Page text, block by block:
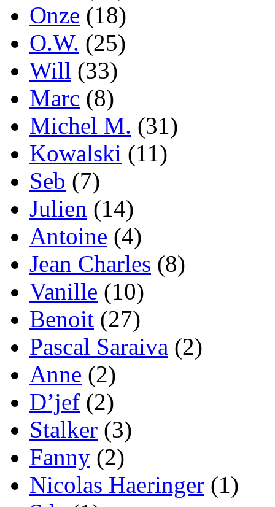
Onze (18)
O.W. (25)
Will (33)
Marc (8)
Michel M. (31)
Kowalski (11)
Seb (7)
Julien (14)
Antoine (4)
Jean Charles (8)
Vanille (10)
Benoit (27)
Pascal Saraiva (2)
Anne (2)
D’jef (2)
Stalker (3)
Fanny (2)
Nicolas Haeringer (1)